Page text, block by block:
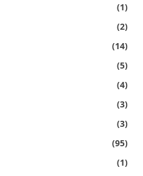
(1)
(2)
(14)
(5)
(4)
(3)
(3)
(95)
(1)